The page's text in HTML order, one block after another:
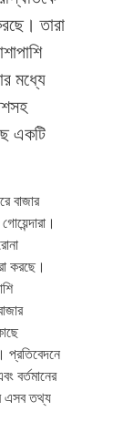
তারা
মধ্যে
একটি
বাজার
করছে।
প্রতিবেদনে
বর্তমানের
এসব তথ্য